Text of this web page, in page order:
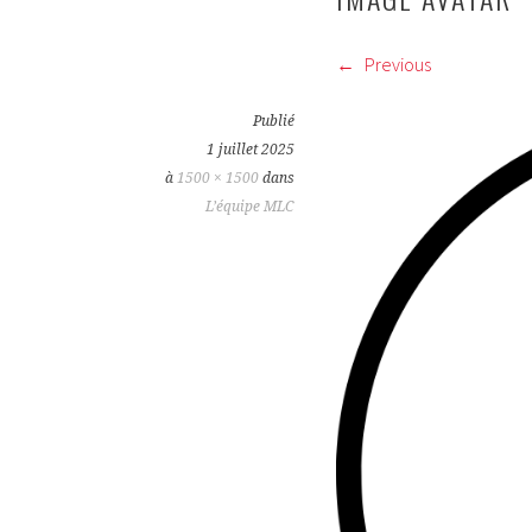
Previous
Publié
1 juillet 2025
à 1500 × 1500 dans
L’équipe MLC